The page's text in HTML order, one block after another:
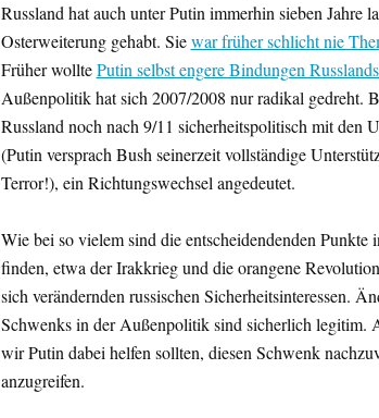
Russland hat auch unter Putin immerhin sieben Jahre
Osterweiterung gehabt. Siewar früher schlicht nie
Früher wolltePutin selbst engere Bindungen
Außenpolitik hat sich 2007/2008 nur radikal gedreht.
Russland noch nach 9/11 sicherheitspolitisch mit den
(Putin versprach Bush seinerzeit vollständige
Terror!), ein Richtungswechsel angedeutet.
Wie bei so vielem sind die entscheidendenden Punkte
finden, etwa der Irakkrieg und die orangene
sich verändernden russischen Sicherheitsinteressen.
Schwenks in der Außenpolitik sind sicherlich legitim.
wir Putin dabei helfen sollten, diesen Schwenk
anzugreifen.